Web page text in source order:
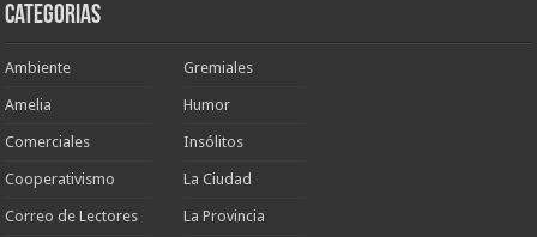
Categorias
Ambiente
Amelia
Comerciales
Cooperativismo
Correo de Lectores
Gremiales
Humor
Insólitos
La Ciudad
La Provincia